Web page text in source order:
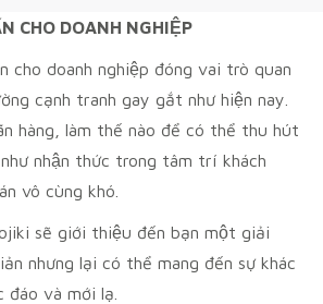
CHO DOANH NGHIỆP
cho doanh nghiệp đóng vai trò quan
cạnh tranh gay gắt như hiện nay.
hàng, làm thế nào để có thể thu hút
nhận thức trong tâm trí khách
vô cùng khó.
sẽ giới thiệu đến bạn một giải
nhưng lại có thể mang đến sự khác
và mới lạ.